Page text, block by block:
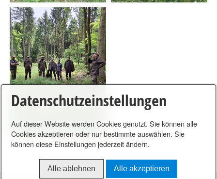
Datenschutzeinstellungen
Auf dieser Website werden Cookies genutzt. Sie können alle
Cookies akzeptieren oder nur bestimmte auswählen. Sie
können diese Einstellungen jederzeit ändern.
Alle ablehnen Alle akzeptieren